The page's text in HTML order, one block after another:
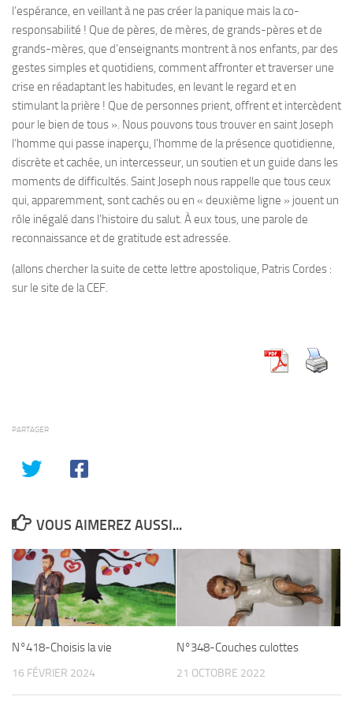
l’espérance, en veillant à ne pas créer la panique mais la co-
responsabilité ! Que de pères, de mères, de grands-pères et de
grands-mères, que d’enseignants montrent à nos enfants, par des
gestes simples et quotidiens, comment affronter et traverser une
crise en réadaptant les habitudes, en levant le regard et en
stimulant la prière ! Que de personnes prient, offrent et intercèdent
pour le bien de tous ». Nous pouvons tous trouver en saint Joseph
l’homme qui passe inaperçu, l’homme de la présence quotidienne,
discrète et cachée, un intercesseur, un soutien et un guide dans les
moments de difficultés. Saint Joseph nous rappelle que tous ceux
qui, apparemment, sont cachés ou en « deuxième ligne » jouent un
rôle inégalé dans l’histoire du salut. À eux tous, une parole de
reconnaissance et de gratitude est adressée.
(allons chercher la suite de cette lettre apostolique, Patris Cordes :
sur le site de la CEF.
PARTAGER
VOUS AIMEREZ AUSSI...
N°418-Choisis la vie
16 FÉVRIER 2024
N°348-Couches culottes
21 OCTOBRE 2022